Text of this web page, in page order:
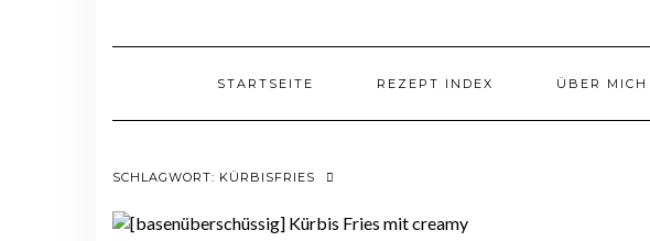
STARTSEITE REZEPT INDEX ÜBER MICH
SCHLAGWORT: KÜRBISFRIES